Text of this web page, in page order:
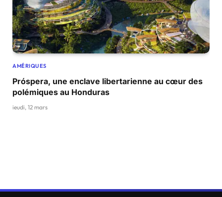
AMÉRIQUES
Próspera, une enclave libertarienne au cœur des
polémiques au Honduras
jeudi, 12 mars